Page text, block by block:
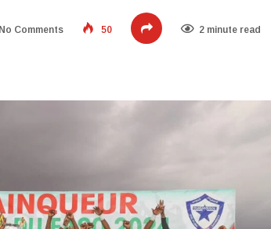
No Comments 50 2 minute read